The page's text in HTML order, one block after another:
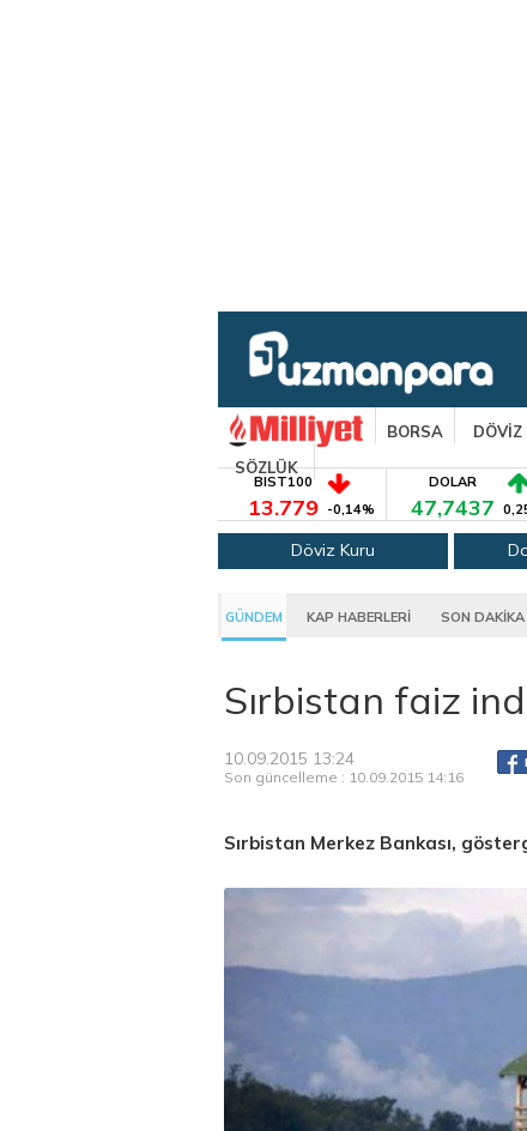
BORSA DÖVİZ
SÖZLÜK
BIST100
13.779 -0,14%
DOLAR
47,7437
Döviz Kuru
GÜNDEM KAP HABERLERİ SON DAKİKA
Sırbistan faiz
10.09.2015 13:24
Son güncelleme : 10.09.2015 14:16
Sırbistan Merkez Bankası,